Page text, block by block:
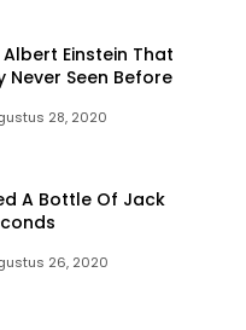
Einstein That
Never Seen Before
28, 2020
A Bottle Of Jack
26, 2020